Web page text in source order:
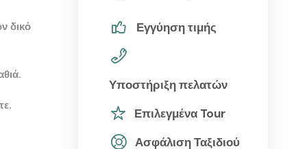
δικό
Εγγύηση τιμής
Υποστήριξη πελατών
Επιλεγμένα Tour
Ασφάλιση Ταξιδιού